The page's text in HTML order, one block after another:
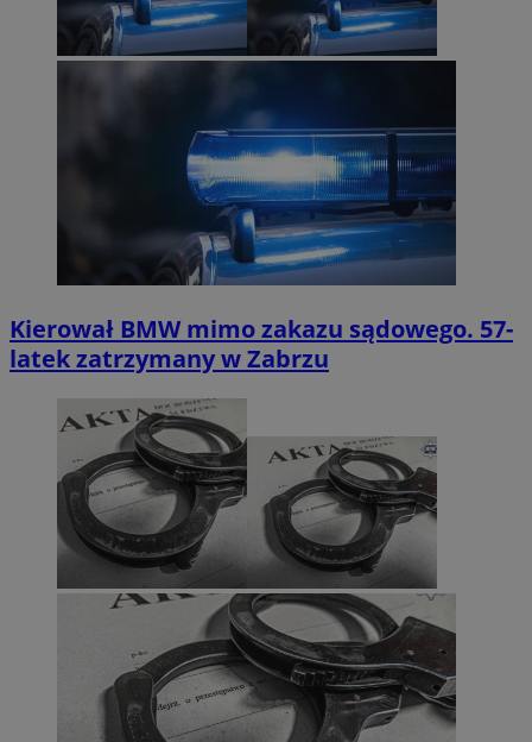
Kierował BMW mimo zakazu sądowego. 57-
latek zatrzymany w Zabrzu